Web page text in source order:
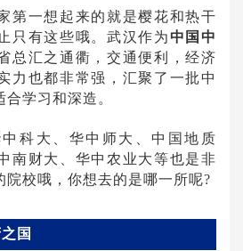
第一想起来的就是樱花和热干
只有这些哦。武汉作为 中国中
总汇之通衢，交通便利，经济
力也都非常强，汇聚了一批中
学习和深造。
科大、华中师大、中国地质
南财大、华中农业大等也是非
院校哦，你想去的是哪一所呢?
国